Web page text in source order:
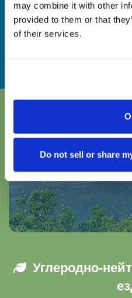
may combine it with other
provided to them or that
of their services.
Do not sell or share
С помощью спортивных
пульсометров Polar вы
Войдите в Polar Flow через
Углеродно-